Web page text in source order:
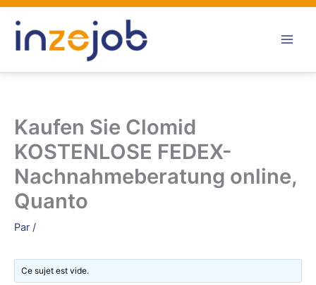
Aller
contenu
Kaufen Sie Clomid
KOSTENLOSE FEDEX-
Nachnahmeberatung online,
Quanto
Par /
Ce sujet est vide.